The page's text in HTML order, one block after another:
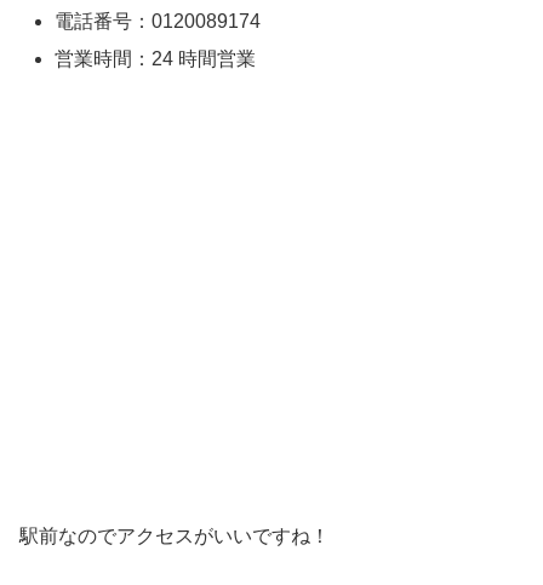
電話番号：0120089174
営業時間：24 時間営業
駅前なのでアクセスがいいですね！